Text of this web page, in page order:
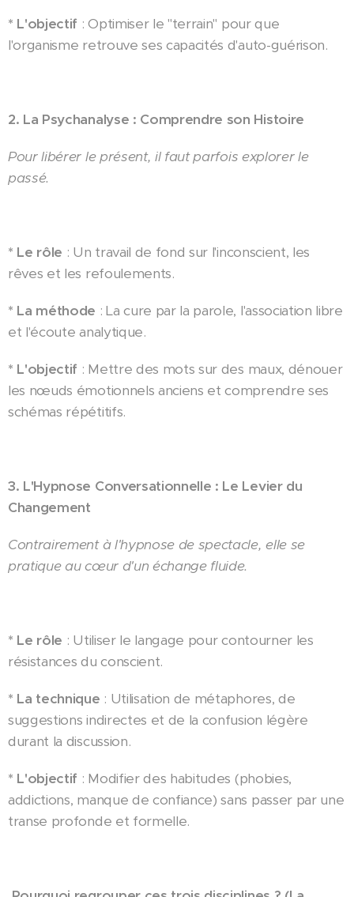
* L'objectif : Optimiser le "terrain" pour que
l'organisme retrouve ses capacités d'auto-guérison.
2. La Psychanalyse : Comprendre son Histoire
Pour libérer le présent, il faut parfois explorer le
passé.
* Le rôle : Un travail de fond sur l'inconscient, les
rêves et les refoulements.
* La méthode : La cure par la parole, l'association libre
et l'écoute analytique.
* L'objectif : Mettre des mots sur des maux, dénouer
les nœuds émotionnels anciens et comprendre ses
schémas répétitifs.
3. L'Hypnose Conversationnelle : Le Levier du
Changement
Contrairement à l'hypnose de spectacle, elle se
pratique au cœur d'un échange fluide.
* Le rôle : Utiliser le langage pour contourner les
résistances du conscient.
* La technique : Utilisation de métaphores, de
suggestions indirectes et de la confusion légère
durant la discussion.
* L'objectif : Modifier des habitudes (phobies,
addictions, manque de confiance) sans passer par une
transe profonde et formelle.